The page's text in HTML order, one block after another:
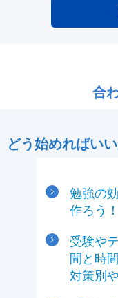
合
どう始めればい
勉強の
作ろう！
受験や
間と時
対策別